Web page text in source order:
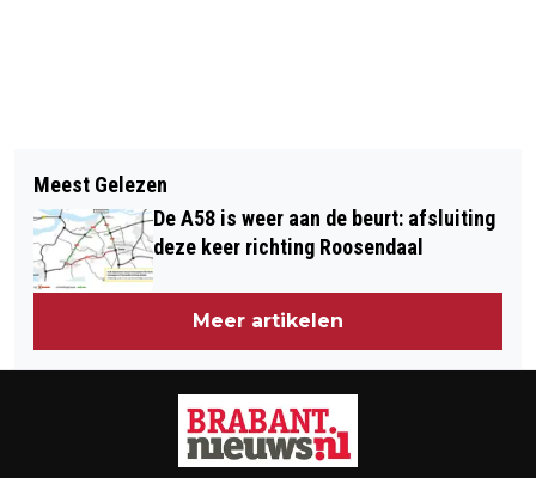
VERDRONKEN SCOOTERRIJDER IS
BEKENDE TIKTOKKER LUCAS
CORNELISSEN
MAN MEERDERE MALEN MET MES
GESTOKEN IN DEN BOSCH
Meest Gelezen
De A58 is weer aan de beurt: afsluiting
deze keer richting Roosendaal
Meer artikelen